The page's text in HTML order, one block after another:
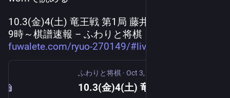
10.3(金)4(土) 竜王戦 第1局 藤井聡太 佐々木勇気
9時～棋譜速報 – ふわりと将棋
fuwalete.com/ryuo-270149/#live
ふわりと将棋 · Oct 3, 2025